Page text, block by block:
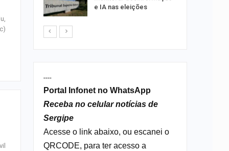
e IA nas eleições
----
Portal Infonet no WhatsApp
Receba no celular notícias de
Sergipe
Acesse o link abaixo, ou escanei o
QRCODE, para ter acesso a